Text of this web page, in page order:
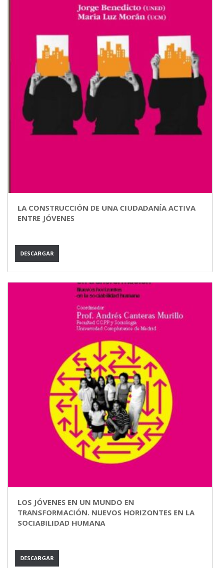
LA CONSTRUCCIÓN DE UNA CIUDADANÍA ACTIVA
ENTRE JÓVENES
DESCARGAR
LOS JÓVENES EN UN MUNDO EN
TRANSFORMACIÓN. NUEVOS HORIZONTES EN LA
SOCIABILIDAD HUMANA
DESCARGAR